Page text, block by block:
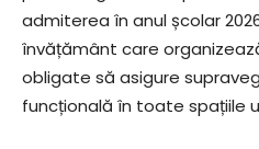
admiterea în anul școlar
învățământ care
obligate să asigure
funcțională în toate spațiile